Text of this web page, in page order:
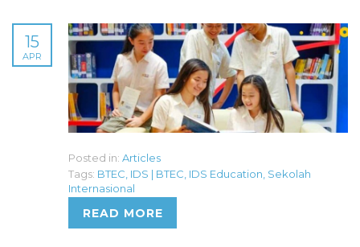
15
APR
Posted in: Articles
Tags: BTEC IDS | BTEC IDS Education Sekolah
Internasional
READ MORE